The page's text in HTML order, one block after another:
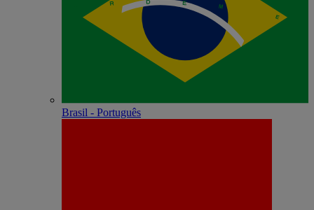
Brasil - Português